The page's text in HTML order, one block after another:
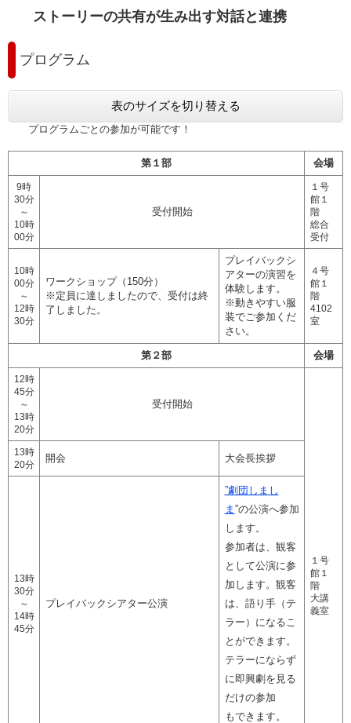
ストーリーの共有が生み出す対話と連携
プログラム
表のサイズを切り替える
プログラムごとの参加が可能です！
第１部 会場
9時
30分
～
10時
00分
受付開始
１号
館１
階
総合
受付
10時
00分
～
12時
30分
ワークショップ（150分）
※定員に達しましたので、受付は終
了しました。
プレイバックシ
アターの演習を
体験します。
※動きやすい服
装でご参加くだ
さい。
４号
館１
階
4102
室
第２部 会場
12時
45分
～
13時
20分
受付開始
１号
館１
階
大講
義室
13時
20分
開会 大会長挨拶
13時
30分
～
14時
45分
プレイバックシアター公演
”劇団しまし
ま ”の公演へ参加
します。
参加者は、観客
として公演に参
加します。観客
は、語り手（テ
ラー）になるこ
とができます。
テラーにならず
に即興劇を見る
だけの参加
もできます。